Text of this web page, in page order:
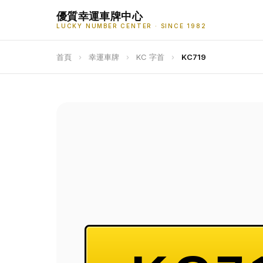
優質幸運車牌中心
LUCKY NUMBER CENTER · SINCE 1982
首頁 › 幸運車牌 › KC 字首 › KC719